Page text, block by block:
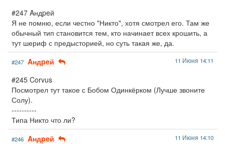
#247 Aндpeй
Я не помню, если честно "Никто", хотя смотрел его. Там же
обычный тип становится тем, кто начинает всех крошить, а
тут шериф с предысторией, но суть такая же, да.
#247 Aндpeй 11 Июня 14:11
#245 Corvus
Посмотрел тут такое с Бобом Одинкёрком (Лучше звоните
Солу).
----------
Типа Никто что ли?
#246 Aндpeй 11 Июня 14:10